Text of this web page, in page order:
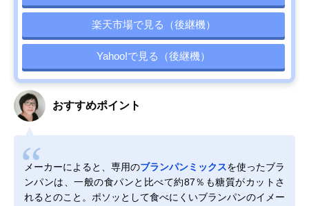
楽天市場で見る（後継機）
Yahoo!で見る（後継機）
おすすめポイント
メーカーによると、専用のブランパンミックスを使ったブラ
ンパンは、一般の食パンと比べて約87％も糖質がカットさ
れるとのこと。ポソッとして食べにくいブランパンのイメー